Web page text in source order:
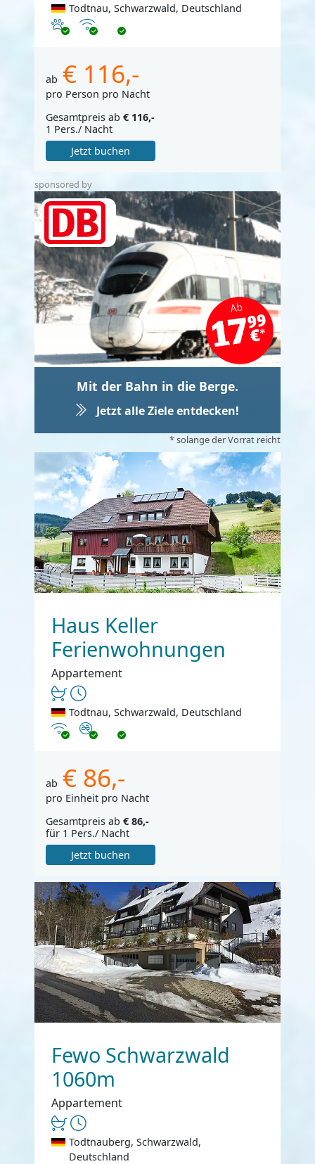
Todtnau, Schwarzwald, Deutschland
Haustiere erlaubt
Internet
ab € 116,-
pro Person pro Nacht
Gesamtpreis ab € 116,-
1 Pers./ Nacht
Jetzt buchen
sponsored by
Mit der Bahn in die Berge.
Jetzt alle Ziele entdecken!
* solange der Vorrat reicht
Haus Keller
Ferienwohnungen
Appartement
Todtnau, Schwarzwald, Deutschland
InternetNichtraucher
ab € 86,-
pro Einheit pro Nacht
Gesamtpreis ab € 86,-
für 1 Pers./ Nacht
Jetzt buchen
Fewo Schwarzwald
1060m
Appartement
Todtnauberg, Schwarzwald,
Deutschland